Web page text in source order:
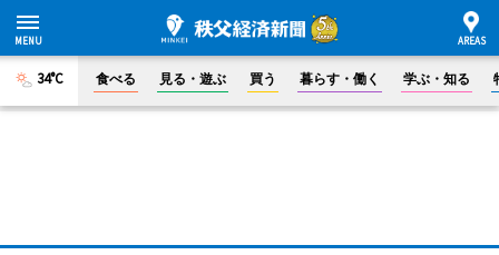
34°C 食べる 見る・遊ぶ 買う 暮らす・働く 学ぶ・知る